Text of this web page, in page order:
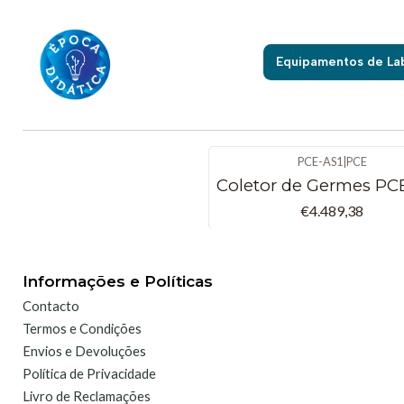
Equipamentos de
PCE-AS1 PCE
Coletor de Germes
€4.489,38
Informações e Políticas
Contacto
Termos e Condições
Envios e Devoluções
Política de Privacidade
Livro de Reclamações